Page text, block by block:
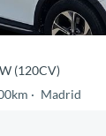
(120CV)
Madrid